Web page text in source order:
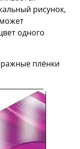
рисунок,
одного
плёнки